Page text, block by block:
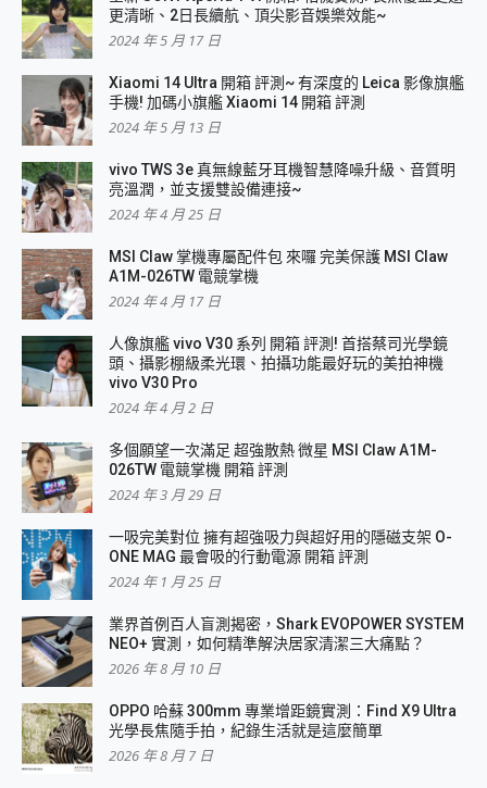
更清晰、2日長續航、頂尖影音娛樂效能~
2024 年 5 月 17 日
Xiaomi 14 Ultra 開箱 評測~ 有深度的 Leica 影像旗艦
手機! 加碼小旗艦 Xiaomi 14 開箱 評測
2024 年 5 月 13 日
vivo TWS 3e 真無線藍牙耳機智慧降噪升級、音質明
亮溫潤，並支援雙設備連接~
2024 年 4 月 25 日
MSI Claw 掌機專屬配件包 來囉 完美保護 MSI Claw
A1M-026TW 電競掌機
2024 年 4 月 17 日
人像旗艦 vivo V30 系列 開箱 評測! 首搭蔡司光學鏡
頭、攝影棚級柔光環、拍攝功能最好玩的美拍神機
vivo V30 Pro
2024 年 4 月 2 日
多個願望一次滿足 超強散熱 微星 MSI Claw A1M-
026TW 電競掌機 開箱 評測
2024 年 3 月 29 日
一吸完美對位 擁有超強吸力與超好用的隱磁支架 O-
ONE MAG 最會吸的行動電源 開箱 評測
2024 年 1 月 25 日
業界首例百人盲測揭密，Shark EVOPOWER SYSTEM
NEO+ 實測，如何精準解決居家清潔三大痛點？
2026 年 8 月 10 日
OPPO 哈蘇 300mm 專業增距鏡實測：Find X9 Ultra
光學長焦隨手拍，紀錄生活就是這麼簡單
2026 年 8 月 7 日